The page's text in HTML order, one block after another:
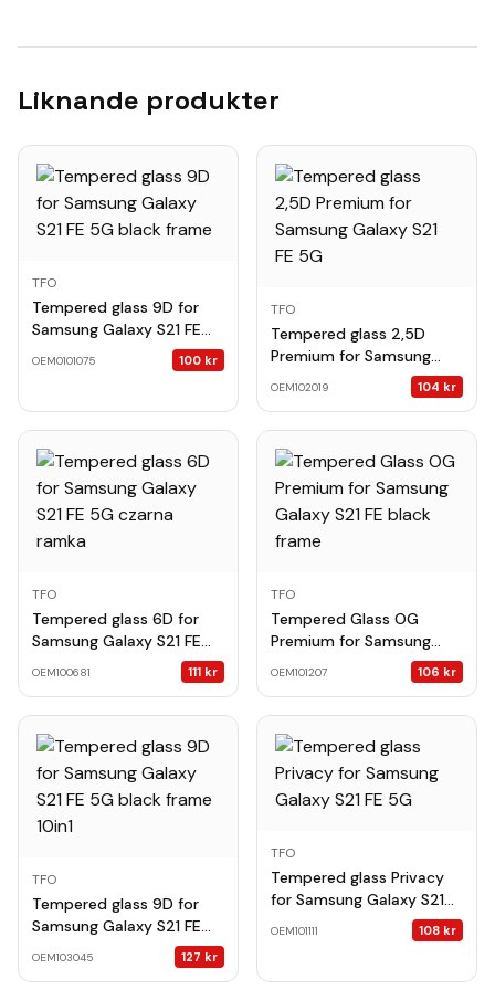
Liknande produkter
TFO
Tempered glass 9D for
Samsung Galaxy S21 FE
OEM0101075 100 kr
TFO
Tempered glass 2,5D
Premium for Samsung
OEM102019 104 kr
TFO
Tempered glass 6D for
Samsung Galaxy S21 FE
OEM100681 111 kr
TFO
Tempered Glass OG
Premium for Samsung
Galaxy S21 FE black frame
OEM101207 106 kr
TFO
Tempered glass 9D for
Samsung Galaxy S21 FE
5G black frame 10in1
OEM103045 127 kr
TFO
Tempered glass Privacy
for Samsung Galaxy S21
OEM101111 108 kr